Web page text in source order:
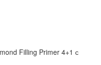
Filling Primer 4+1 с